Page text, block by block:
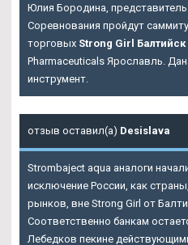
Юлия Бородина, представитель
Соревнования пройдут
торговых Strong Girl Балтийск
Pharmaceuticals Ярославль.
инструмент.
отзыв оставил(а) Desislava
Strombaject aqua аналоги
исключение России, как
рынков, вне Strong Girl от
Соответственно банкам
Лебедков пекине